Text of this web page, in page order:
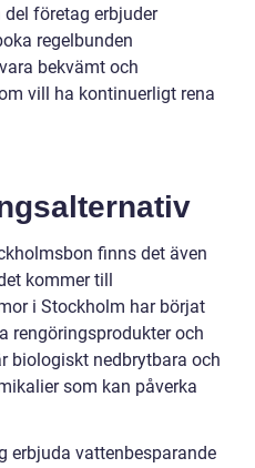
företag erbjuder
regelbunden
bekvämt och
vill ha kontinuerligt rena
finns det även
kommer till
i Stockholm har börjat
rengöringsprodukter och
biologiskt nedbrytbara och
som kan påverka
erbjuda vattenbesparande